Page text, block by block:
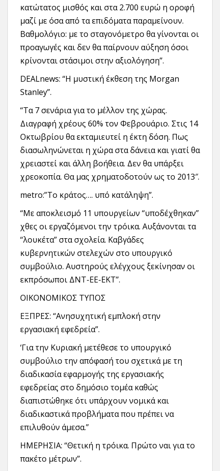
κατώτατος μισθός και στα 2.700 ευρώ η οροφή
μαζί με όσα από τα επιδόματα παραμείνουν.
Βαθμολόγιο: με το σταγονόμετρο θα γίνονται οι
προαγωγές και δεν θα παίρνουν αύξηση όσοι
κρίνονται στάσιμοι στην αξιολόγηση”.
DEALnews: “Η μυστική έκθεση της Morgan
Stanley”.
“Τα 7 σενάρια για το μέλλον της χώρας.
Διαγραφή χρέους 60% τον Φεβρουάριο. Στις 14
Οκτωβρίου θα εκταμιευτεί η έκτη δόση. Πως
διασωληνώνεται η χώρα στα δάνεια και γιατί θα
χρειαστεί και άλλη βοήθεια. Δεν θα υπάρξει
χρεοκοπία. Θα μας χρηματοδοτούν ως το 2013″.
metro:”Το κράτος…. υπό κατάληψη”.
“Με αποκλεισμό 11 υπουργείων “υποδέχθηκαν”
χθες οι εργαζόμενοι την τρόικα. Αυξάνονται τα
“λουκέτα” στα σχολεία. Καβγάδες
κυβερνητικών στελεχών στο υπουργικό
συμβούλιο. Αυστηρούς ελέγχους ξεκίνησαν οι
εκπρόσωποι ΔΝΤ-ΕΕ-ΕΚΤ”.
ΟΙΚΟΝΟΜΙΚΟΣ ΤΥΠΟΣ
ΕΞΠΡΕΣ: “Ανησυχητική εμπλοκή στην
εργασιακή εφεδρεία”.
‘Για την Κυριακή μετέθεσε το υπουργικό
συμβούλιο την απόφασή του σχετικά με τη
διαδικασία εφαρμογής της εργασιακής
εφεδρείας στο δημόσιο τομέα καθώς
διαπιστώθηκε ότι υπάρχουν νομικά και
διαδικαστικά προβλήματα που πρέπει να
επιλυθούν άμεσα.”
ΗΜΕΡΗΣΙΑ: “Θετική η τρόικα. Πρώτο ναι για το
πακέτο μέτρων”.